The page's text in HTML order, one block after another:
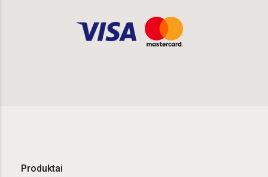
Produktai